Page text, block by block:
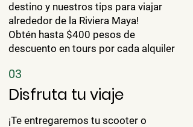
destino y nuestros tips para viajar
alrededor de la Riviera Maya!
Obtén hasta $400 pesos de
descuento en tours por cada alquiler
03
Disfruta tu viaje
¡Te entregaremos tu scooter o